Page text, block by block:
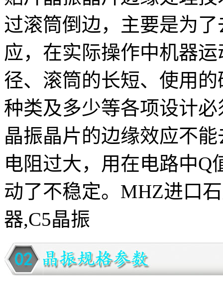
过滚筒倒边，主要是为
应，在实际操作中机器
径、滚筒的长短、使用
种类及多少等各项设计
晶振晶片的边缘效应不
电阻过大，用在电路中
动了不稳定。MHZ进口
器,C5晶振